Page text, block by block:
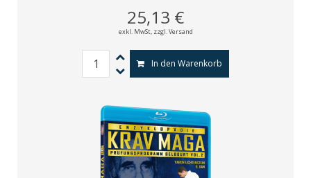
25,13 €
exkl. MwSt, zzgl. Versand
In den Warenkorb